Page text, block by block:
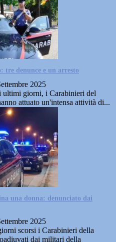
denunce e un arresto
2025
giorni, i Carabinieri del
attuato un'intensa attività di...
una donna: denunciato dai
2025
scorsi i Carabinieri della
dai militari della